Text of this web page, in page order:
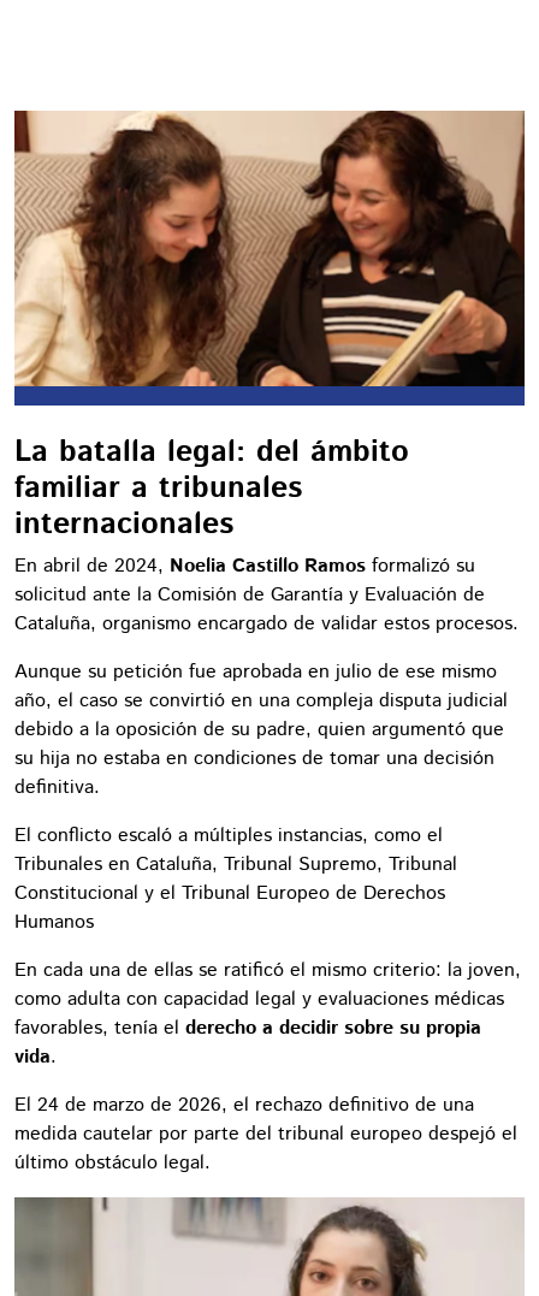
La batalla legal: del ámbito
familiar a tribunales
internacionales
En abril de 2024, Noelia Castillo Ramos formalizó su
solicitud ante la Comisión de Garantía y Evaluación de
Cataluña, organismo encargado de validar estos procesos.
Aunque su petición fue aprobada en julio de ese mismo
año, el caso se convirtió en una compleja disputa judicial
debido a la oposición de su padre, quien argumentó que
su hija no estaba en condiciones de tomar una decisión
definitiva.
El conflicto escaló a múltiples instancias, como el
Tribunales en Cataluña, Tribunal Supremo, Tribunal
Constitucional y el Tribunal Europeo de Derechos
Humanos
En cada una de ellas se ratificó el mismo criterio: la joven,
como adulta con capacidad legal y evaluaciones médicas
favorables, tenía el derecho a decidir sobre su propia
vida.
El 24 de marzo de 2026, el rechazo definitivo de una
medida cautelar por parte del tribunal europeo despejó el
último obstáculo legal.